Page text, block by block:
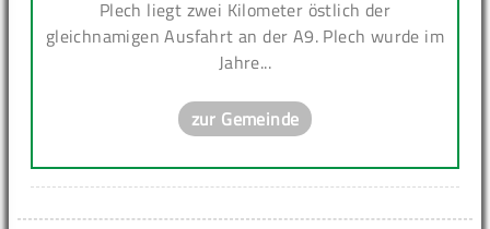
Plech liegt zwei Kilometer östlich der
gleichnamigen Ausfahrt an der A9. Plech wurde im
Jahre...
zur Gemeinde